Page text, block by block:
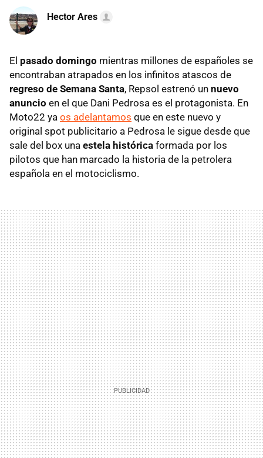
Hector Ares
El pasado domingo mientras millones de españoles se
encontraban atrapados en los infinitos atascos de
regreso de Semana Santa, Repsol estrenó un nuevo
anuncio en el que Dani Pedrosa es el protagonista. En
Moto22 ya os adelantamos que en este nuevo y
original spot publicitario a Pedrosa le sigue desde que
sale del box una estela histórica formada por los
pilotos que han marcado la historia de la petrolera
española en el motociclismo.